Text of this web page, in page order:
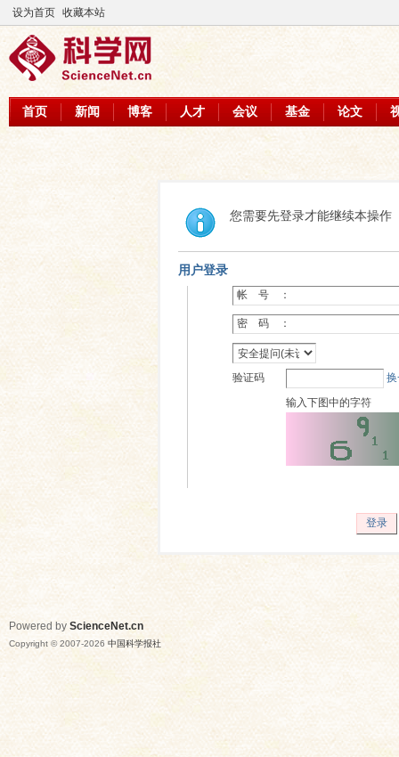
设为首页 收藏本站
首页 新闻 博客 人才 会议 基金 论文
您需要先登录才能继续本操作
用户登录
帐 号 ：
密 码 ：
验证码
输入下图中的字符
登录
Powered by ScienceNet.cn
Copyright © 2007-2026 中国科学报社